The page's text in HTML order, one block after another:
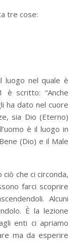
tre cose:
nel quale è
è scritto: “Anche
ha dato nel cuore
sia Dio (Eterno)
è il luogo in
(Dio) e il Male
che ci circonda,
farci scoprire
Alcuni
È la lezione
enti ci apriamo
ma da esperire